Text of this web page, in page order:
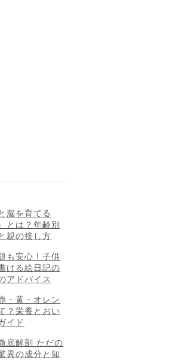
脳を育てる
とは？年齢別
親の接し方
も安心！子供
ける絵日記の
アドバイス
・黄・オレン
？栄養とおい
イド
底解剖 ただの
異の成分と知